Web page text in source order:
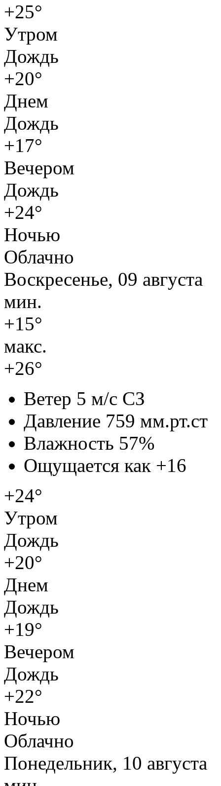
+25°
Утром
Дождь
+20°
Днем
Дождь
+17°
Вечером
Дождь
+24°
Ночью
Облачно
Воскресенье, 09 августа
мин.
+15°
макс.
+26°
Ветер 5 м/с СЗ
Давление 759 мм.рт.ст
Влажность 57%
Ощущается как +16
+24°
Утром
Дождь
+20°
Днем
Дождь
+19°
Вечером
Дождь
+22°
Ночью
Облачно
Понедельник, 10 августа